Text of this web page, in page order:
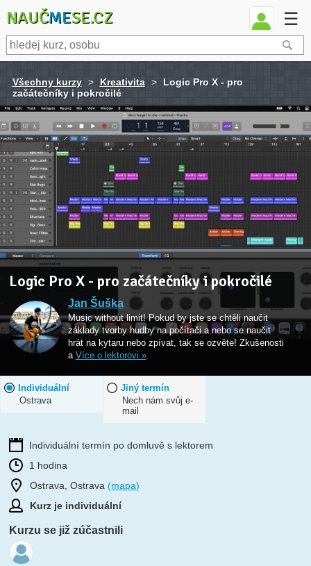
NAUČMESE.CZ ☰
Všechny kurzy > Kreativita >
Logic Pro X - pro
začátečníky i pokročilé
Logic Pro X - pro začátečníky i pokročilé
Jan Šuška
Music without limit! Pokud by jste se chtěli naučit
základy tvorby hudby na počítači a nebo se naučit
hrát na kytaru nebo zpívat, tak se ozvěte! Zkušenosti
a Více o lektorovi »
Individuální
Ostrava
Jiný termín
Nech nám svůj e-
mail
Individuální termín po domluvě s lektorem
1 hodina
Ostrava, Ostrava(mapa)
Kurz je individuální
Kurzu se již zúčastnili